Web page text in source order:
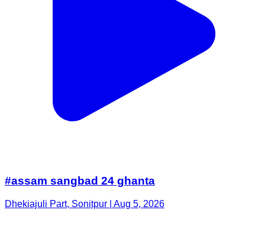
#assam sangbad 24 ghanta
Dhekiajuli Part, Sonitpur | Aug 5, 2026